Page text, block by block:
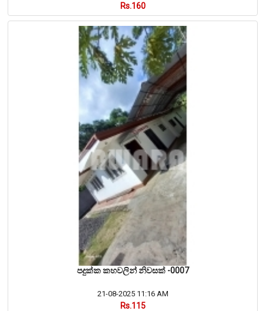
Rs.160
පදුක්ක කහවලින් නිවසක් -0007
21-08-2025 11:16 AM
Rs.115